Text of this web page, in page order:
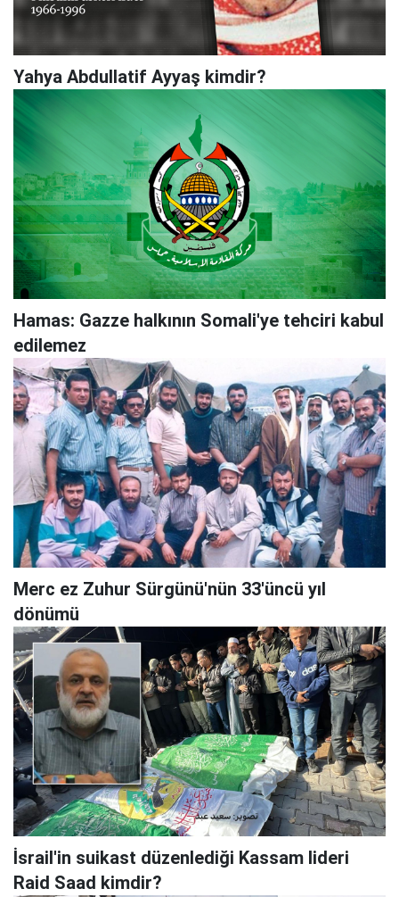
Yahya Abdullatif Ayyaş kimdir?
Hamas: Gazze halkının Somali'ye tehciri kabul
edilemez
Merc ez Zuhur Sürgünü'nün 33'üncü yıl
dönümü
İsrail'in suikast düzenlediği Kassam lideri
Raid Saad kimdir?